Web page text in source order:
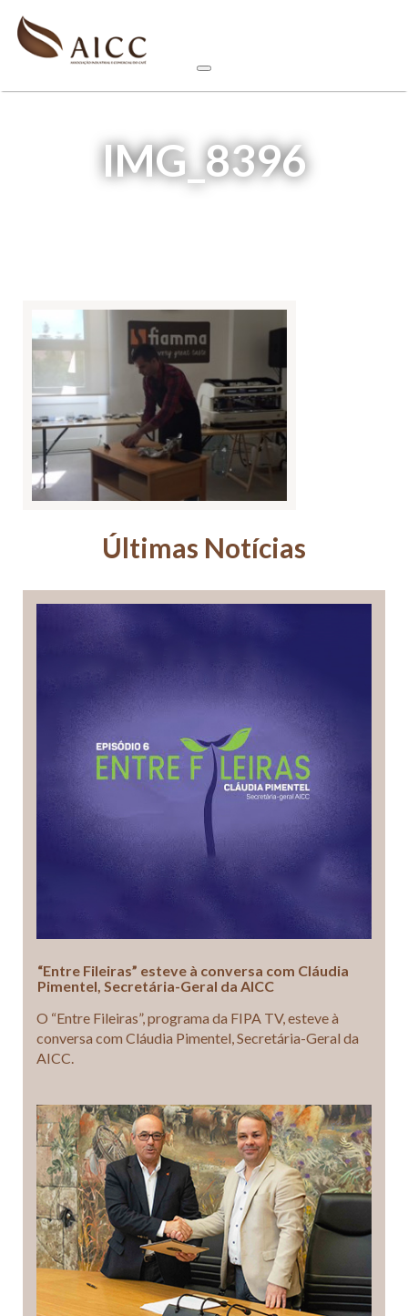
IMG_8396
Últimas Notícias
“Entre Fileiras” esteve à conversa com Cláudia
Pimentel, Secretária-Geral da AICC
O “Entre Fileiras”, programa da FIPA TV, esteve à
conversa com Cláudia Pimentel, Secretária-Geral da
AICC.